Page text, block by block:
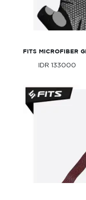
FITS MICROFIBER
IDR 133000
FITS Microfiber
IDR 133000
FITS Strap